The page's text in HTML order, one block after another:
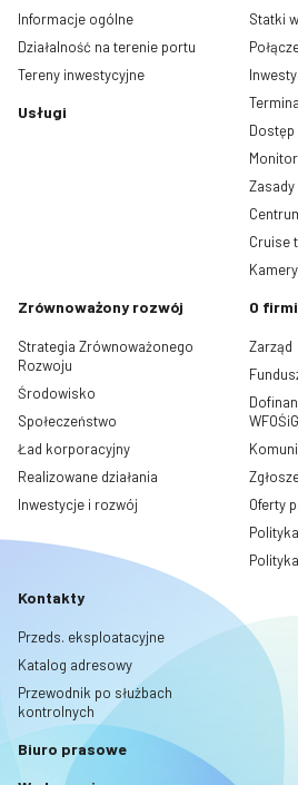
Informacje ogólne
Działalność na terenie portu
Tereny inwestycyjne
Usługi
Statki
Cruise
Kamery
Zrównoważony rozwój
Strategia Zrównoważonego
Rozwoju
Środowisko
Społeczeństwo
Ład korporacyjny
Realizowane działania
Inwestycje i rozwój
O
Zarząd
Oferty
Kontakty
Przeds. eksploatacyjne
Katalog adresowy
Przewodnik po służbach
kontrolnych
Biuro prasowe